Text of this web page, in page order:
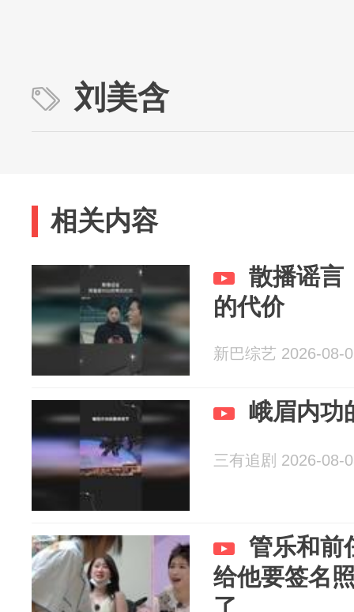
刘美含
相关内容
散播谣言
的代价
新巴综艺 2026-08-
峨眉内功
三有追剧 2026-08-
管乐和前
给他要签名